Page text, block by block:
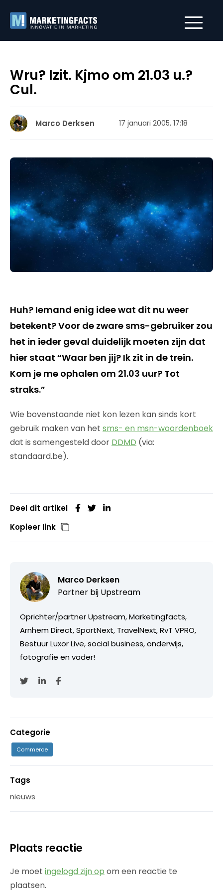
Wru? Izit. Kjmo om 21.03 u.?
Cul.
Marco Derksen 17 januari 2005, 17:18
Huh? Iemand enig idee wat dit nu weer
betekent? Voor de zware sms-gebruiker zou
het in ieder geval duidelijk moeten zijn dat
hier staat “Waar ben jij? Ik zit in de trein.
Kom je me ophalen om 21.03 uur? Tot
straks.”
Wie bovenstaande niet kon lezen kan sinds kort
gebruik maken van het sms- en msn-woordenboek
dat is samengesteld door DDMD (via:
standaard.be).
Deel dit artikel
Kopieer link
Marco Derksen
Partner bij Upstream
Oprichter/partner Upstream, Marketingfacts,
Arnhem Direct, SportNext, TravelNext, RvT VPRO,
Bestuur Luxor Live, social business, onderwijs,
fotografie en vader!
Categorie
Commerce
Tags
nieuws
Plaats reactie
Je moet ingelogd zijn op om een reactie te
plaatsen.